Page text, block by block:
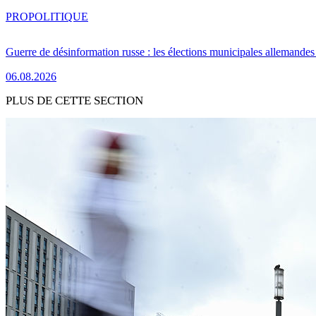
Guerre de désinformation russe : les élections municipales
06.08.2026
PROPOLITIQUE
PLUS DE CETTE SECTION